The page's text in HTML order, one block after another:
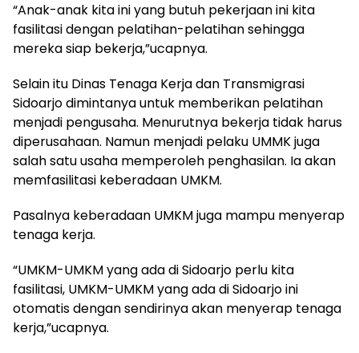
“Anak-anak kita ini yang butuh pekerjaan ini kita
fasilitasi dengan pelatihan-pelatihan sehingga
mereka siap bekerja,”ucapnya.
Selain itu Dinas Tenaga Kerja dan Transmigrasi
Sidoarjo dimintanya untuk memberikan pelatihan
menjadi pengusaha. Menurutnya bekerja tidak harus
diperusahaan. Namun menjadi pelaku UMMK juga
salah satu usaha memperoleh penghasilan. Ia akan
memfasilitasi keberadaan UMKM.
Pasalnya keberadaan UMKM juga mampu menyerap
tenaga kerja.
“UMKM-UMKM yang ada di Sidoarjo perlu kita
fasilitasi, UMKM-UMKM yang ada di Sidoarjo ini
otomatis dengan sendirinya akan menyerap tenaga
kerja,”ucapnya.